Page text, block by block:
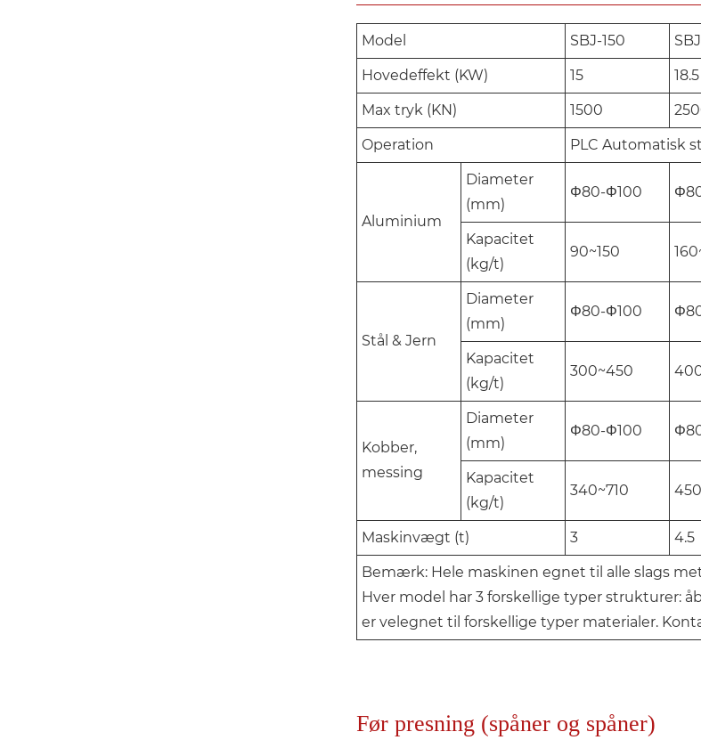
Model SBJ-150
Hovedeffekt (KW) 15 18.5
Max tryk (KN) 1500
Operation PLC Automatisk
Aluminium
Diameter
(mm)
Φ80-Φ100
Kapacitet
(kg/t)
90~150
Stål & Jern
Diameter
(mm)
Φ80-Φ100
Kapacitet
(kg/t)
300~450
Kobber,
messing
Diameter
(mm)
Φ80-Φ100
Kapacitet
(kg/t)
340~710
Maskinvægt (t) 3 4.5
Bemærk: Hele maskinen egnet til alle slags
Hver model har 3 forskellige typer strukturer:
er velegnet til forskellige typer materialer.
Før presning (spåner og spåner)